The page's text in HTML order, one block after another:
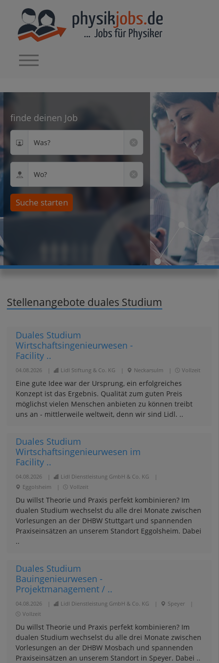
finde deinen Job
Was?
Wo?
Suche starten
Stellenangebote duales Studium
Duales Studium
Wirtschaftsingenieurwesen -
Facility ..
04.08.2026 Lidl Stiftung & Co. KG Neckarsulm Vollzeit
Eine gute Idee war der Ursprung, ein erfolgreiches
Konzept ist das Ergebnis. Qualität zum guten Preis
möglichst vielen Menschen anbieten zu können treibt
uns an - mittlerweile weltweit, denn wir sind Lidl. ..
Duales Studium
Wirtschaftsingenieurwesen im
Facility ..
04.08.2026 Lidl Dienstleistung GmbH & Co. KG
Eggolsheim
Vollzeit
Du willst Theorie und Praxis perfekt kombinieren? Im
dualen Studium wechselst du alle drei Monate zwischen
Vorlesungen an der DHBW Stuttgart und spannenden
Praxiseinsätzen an unserem Standort Eggolsheim. Dabei
..
Duales Studium
Bauingenieurwesen -
Projektmanagement / ..
04.08.2026 Lidl Dienstleistung GmbH & Co. KG Speyer
Vollzeit
Du willst Theorie und Praxis perfekt kombinieren? Im
dualen Studium wechselst du alle drei Monate zwischen
Vorlesungen an der DHBW Mosbach und spannenden
Praxiseinsätzen an unserem Standort in Speyer. Dabei ..